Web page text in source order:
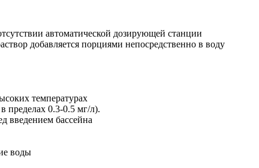
автоматической дозирующей станции
добавляется порциями непосредственно в воду
температурах
пределах 0.3-0.5 мг/л).
введением бассейна
воды